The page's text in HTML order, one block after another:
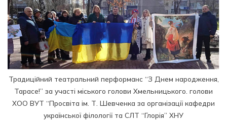
Традиційний театральний перформанс “З Днем народження,
Тарасе!” за участі міського голови Хмельницького. голови
ХОО ВУТ “Просвіта ім. Т. Шевченка за організації кафедри
української філології та СЛТ “Глорія” ХНУ